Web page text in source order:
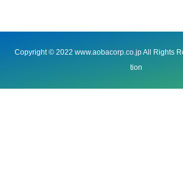
Copyright © 2022 www.aobacorp.co.jp All Rights
tion